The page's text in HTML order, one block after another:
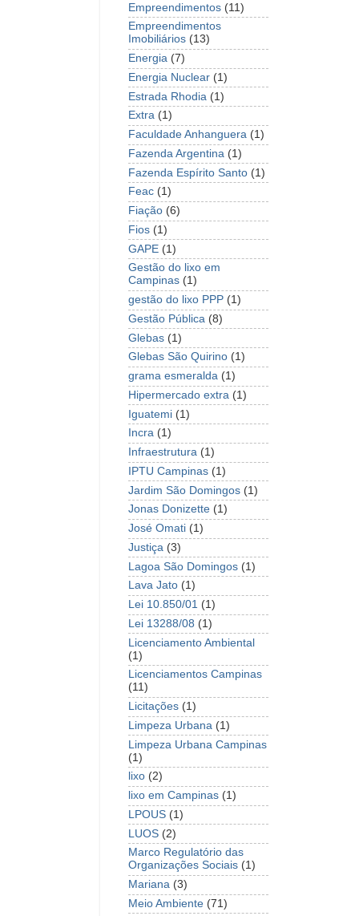
Empreendimentos (11)
Empreendimentos
Imobiliários (13)
Energia (7)
Energia Nuclear (1)
Estrada Rhodia (1)
Extra (1)
Faculdade Anhanguera (1)
Fazenda Argentina (1)
Fazenda Espírito Santo (1)
Feac (1)
Fiação (6)
Fios (1)
GAPE (1)
Gestão do lixo em
Campinas (1)
gestão do lixo PPP (1)
Gestão Pública (8)
Glebas (1)
Glebas São Quirino (1)
grama esmeralda (1)
Hipermercado extra (1)
Iguatemi (1)
Incra (1)
Infraestrutura (1)
IPTU Campinas (1)
Jardim São Domingos (1)
Jonas Donizette (1)
José Omati (1)
Justiça (3)
Lagoa São Domingos (1)
Lava Jato (1)
Lei 10.850/01 (1)
Lei 13288/08 (1)
Licenciamento Ambiental
(1)
Licenciamentos Campinas
(11)
Licitações (1)
Limpeza Urbana (1)
Limpeza Urbana Campinas
(1)
lixo (2)
lixo em Campinas (1)
LPOUS (1)
LUOS (2)
Marco Regulatório das
Organizações Sociais (1)
Mariana (3)
Meio Ambiente (71)